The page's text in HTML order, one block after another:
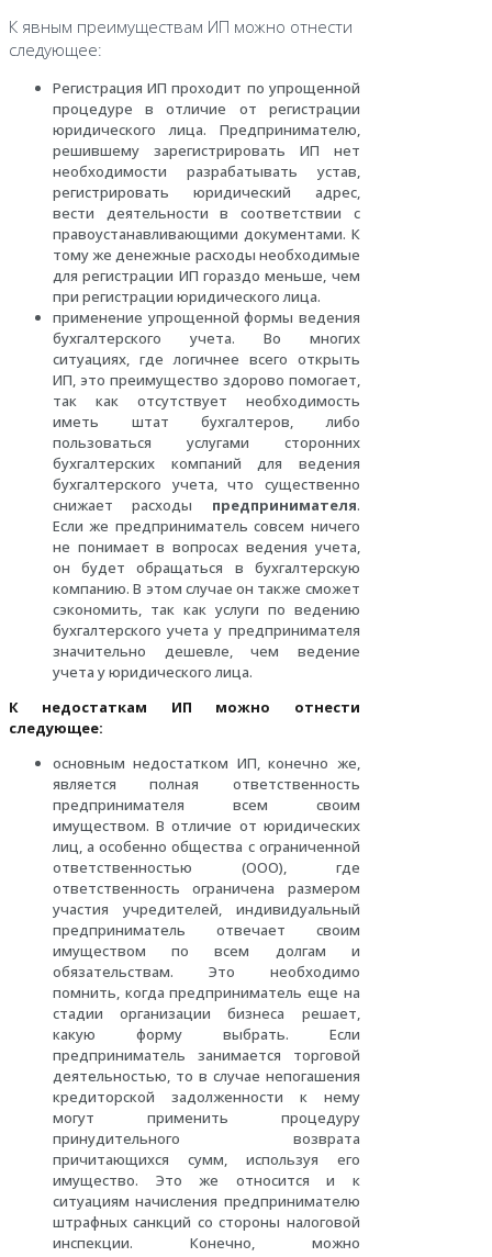
К явным преимуществам ИП можно отнести
следующее:
Регистрация ИП проходит по упрощенной
процедуре в отличие от регистрации
юридического лица. Предпринимателю,
решившему зарегистрировать ИП нет
необходимости разрабатывать устав,
регистрировать юридический адрес,
вести деятельности в соответствии с
правоустанавливающими документами. К
тому же денежные расходы необходимые
для регистрации ИП гораздо меньше, чем
при регистрации юридического лица.
применение упрощенной формы ведения
бухгалтерского учета. Во многих
ситуациях, где логичнее всего открыть
ИП, это преимущество здорово помогает,
так как отсутствует необходимость
иметь штат бухгалтеров, либо
пользоваться услугами сторонних
бухгалтерских компаний для ведения
бухгалтерского учета, что существенно
снижает расходы предпринимателя.
Если же предприниматель совсем ничего
не понимает в вопросах ведения учета,
он будет обращаться в бухгалтерскую
компанию. В этом случае он также сможет
сэкономить, так как услуги по ведению
бухгалтерского учета у предпринимателя
значительно дешевле, чем ведение
учета у юридического лица.
К недостаткам ИП можно отнести
следующее:
основным недостатком ИП, конечно же,
является полная ответственность
предпринимателя всем своим
имуществом. В отличие от юридических
лиц, а особенно общества с ограниченной
ответственностью (ООО), где
ответственность ограничена размером
участия учредителей, индивидуальный
предприниматель отвечает своим
имуществом по всем долгам и
обязательствам. Это необходимо
помнить, когда предприниматель еще на
стадии организации бизнеса решает,
какую форму выбрать. Если
предприниматель занимается торговой
деятельностью, то в случае непогашения
кредиторской задолженности к нему
могут применить процедуру
принудительного возврата
причитающихся сумм, используя его
имущество. Это же относится и к
ситуациям начисления предпринимателю
штрафных санкций со стороны налоговой
инспекции. Конечно, можно